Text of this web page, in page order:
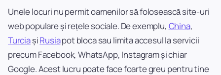
Unele locuri nu permit oamenilor să folosească site-uri
web populare și rețele sociale. De exemplu, China,
TurciașiRusiapot bloca sau limita accesul la servicii
precum Facebook, WhatsApp, Instagram și chiar
Google. Acest lucru poate face foarte greu pentru tine